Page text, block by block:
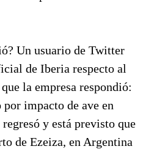
Un usuario de Twitter
de Iberia respecto al
la empresa respondió:
impacto de ave en
y está previsto que
de Ezeiza, en Argentina